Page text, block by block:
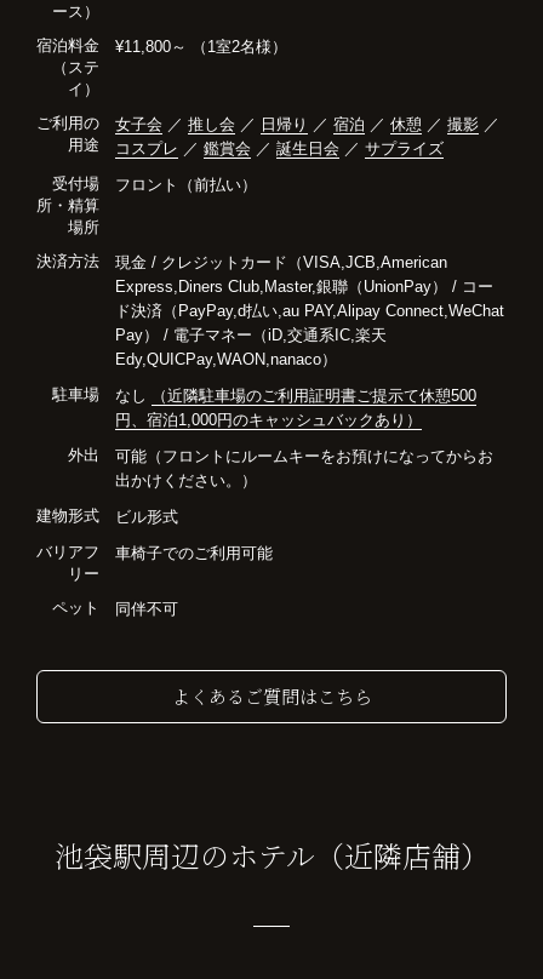
ース）
宿泊料金
（ステ
イ）
¥11,800～ （1室2名様）
ご利用の
用途
女子会 ／ 推し会 ／ 日帰り ／ 宿泊 ／ 休憩 ／ 撮影 ／
コスプレ ／ 鑑賞会 ／ 誕生日会 ／ サプライズ
受付場
所・精算
場所
フロント（前払い）
決済方法
現金 / クレジットカード（VISA,JCB,American
Express,Diners Club,Master,銀聯（UnionPay） / コー
ド決済（PayPay,d払い,au PAY,Alipay Connect,WeChat
Pay） / 電子マネー（iD,交通系IC,楽天
Edy,QUICPay,WAON,nanaco）
駐車場
なし
（近隣駐車場のご利用証明書ご提示て休憩500
円、宿泊1,000円のキャッシュバックあり）
外出
可能（フロントにルームキーをお預けになってからお
出かけください。）
建物形式
ビル形式
バリアフ
リー
車椅子でのご利用可能
ペット 同伴不可
よくあるご質問はこちら
池袋駅周辺のホテル（近隣店舗）